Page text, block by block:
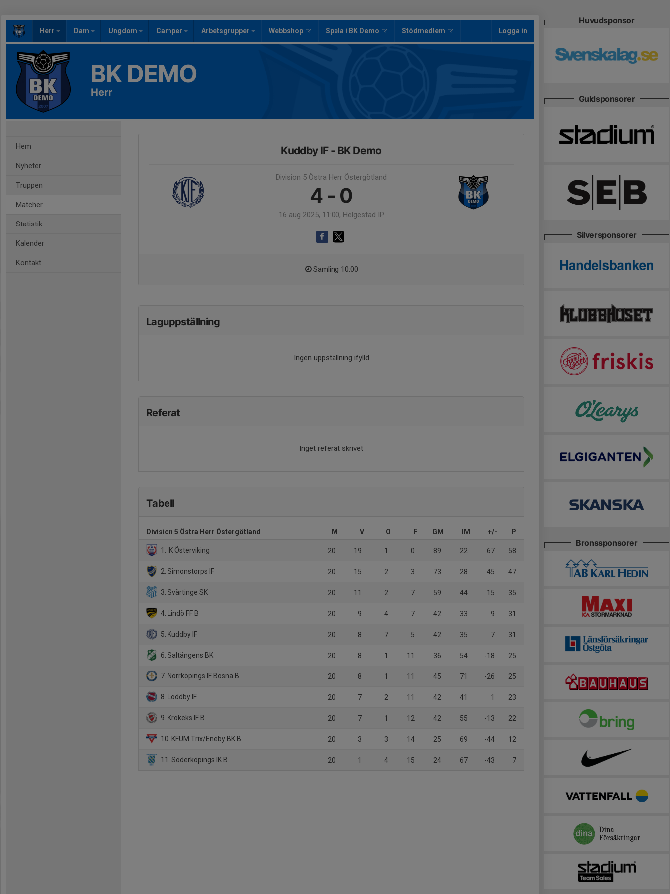
Herr Dam Ungdom Camper Arbetsgrupper Webbshop Spela i BK Demo Stödmedlem Logga in
BK DEMO
Herr
Hem
Nyheter
Truppen
Matcher
Statistik
Kalender
Kontakt
Kuddby IF - BK Demo
Division 5 Östra Herr Östergötland
4 - 0
16 aug 2025, 11:00, Helgestad IP
Samling 10:00
Laguppställning
Ingen uppställning ifylld
Referat
Inget referat skrivet
Tabell
Division 5 Östra Herr Östergötland M V O F GM IM +/- P
1. IK Österviking 20 19 1 0 89 22 67 58
2. Simonstorps IF 20 15 2 3 73 28 45 47
3. Svärtinge SK 20 11 2 7 59 44 15 35
4. Lindö FF B 20 9 4 7 42 33 9 31
5. Kuddby IF 20 8 7 5 42 35 7 31
6. Saltängens BK 20 8 1 11 36 54 -18 25
7. Norrköpings IF Bosna B 20 8 1 11 45 71 -26 25
8. Loddby IF 20 7 2 11 42 41 1 23
9. Krokeks IF B 20 7 1 12 42 55 -13 22
10. KFUM Trix/Eneby BK B 20 3 3 14 25 69 -44 12
11. Söderköpings IK B 20 1 4 15 24 67 -43 7
Huvudsponsor
Guldsponsorer
Silversponsorer
Bronssponsorer